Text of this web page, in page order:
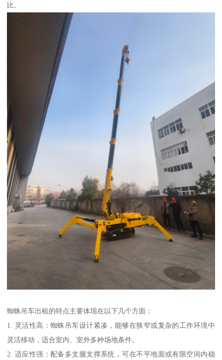
比。
蜘蛛吊车出租的特点主要体现在以下几个方面：
1. 灵活性高：蜘蛛吊车设计紧凑，能够在狭窄或复杂的工作环境中
灵活移动，适合室内、室外多种场地条件。
2. 适应性强：配备多支腿支撑系统，可在不平地面或有限空间内稳